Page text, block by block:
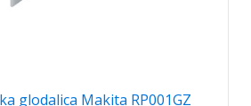
glodalica Makita RP001GZ